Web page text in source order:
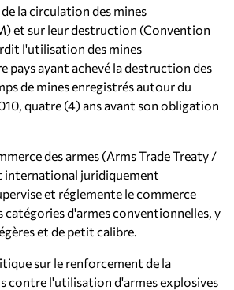
la circulation des mines
et sur leur destruction (Convention
l'utilisation des mines
pays ayant achevé la destruction des
de mines enregistrés autour du
quatre (4) ans avant son obligation
des armes (Arms Trade Treaty /
international juridiquement
et réglemente le commerce
catégories d'armes conventionnelles, y
et de petit calibre.
sur le renforcement de la
contre l'utilisation d'armes explosives